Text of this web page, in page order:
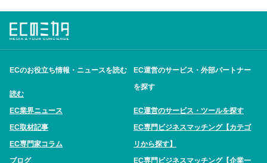
ECのお役立ち情報・ニュースを読む
読む
EC業界ニュース
EC取材記事
EC専門家コラム
ブログ
EC運営のサービス・外部パートナー
を探す
EC運営のサービス・ツールを探す
EC専門ビジネスマッチング【カテゴ
リから探す】
EC専門ビジネスマッチング【企業一